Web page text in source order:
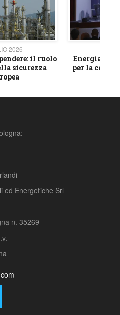
2026
il ruolo
sicurezza
Energia e
per la
ed Energetiche Srl
n. 35269